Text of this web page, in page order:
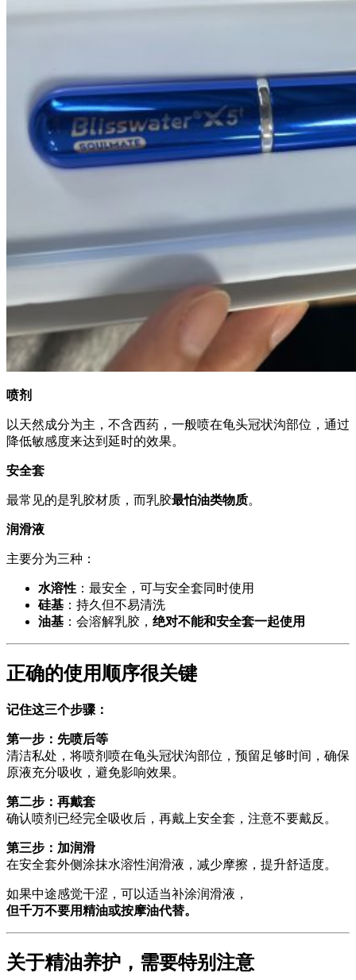
喷剂
以天然成分为主，不含西药，一般喷在龟头冠状沟部位，通过
降低敏感度来达到延时的效果。
安全套
最常见的是乳胶材质，而乳胶最怕油类物质。
润滑液
主要分为三种：
水溶性 ：最安全，可与安全套同时使用
硅基 ：持久但不易清洗
油基 ：会溶解乳胶， 绝对不能和安全套一起使用
正确的使用顺序很关键
记住这三个步骤：
第一步：先喷后等
清洁私处，将喷剂喷在龟头冠状沟部位，预留足够时间，确保
原液充分吸收，避免影响效果。
第二步：再戴套
确认喷剂已经完全吸收后，再戴上安全套，注意不要戴反。
第三步：加润滑
在安全套外侧涂抹水溶性润滑液，减少摩擦，提升舒适度。
如果中途感觉干涩，可以适当补涂润滑液，
但千万不要用精油或按摩油代替。
关于精油养护，需要特别注意